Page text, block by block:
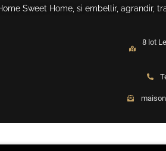
Sweet Home, si embellir,
8 lot